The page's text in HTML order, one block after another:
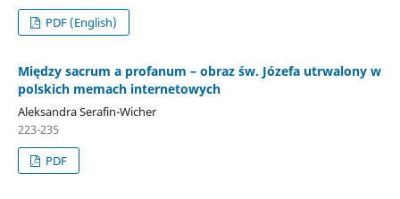
PDF (English)
Między sacrum a profanum – obraz św. Józefa utrwalony w
polskich memach internetowych
Aleksandra Serafin-Wicher
223-235
PDF